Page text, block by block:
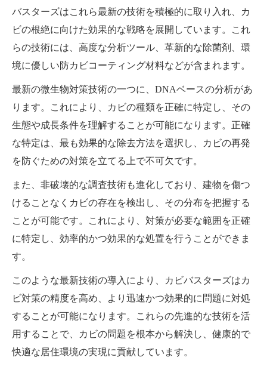
バスターズはこれら最新の技術を積極的に取り入れ、カ
ビの根絶に向けた効果的な戦略を展開しています。これ
らの技術には、高度な分析ツール、革新的な除菌剤、環
境に優しい防カビコーティング材料などが含まれます。
最新の微生物対策技術の一つに、DNAベースの分析があ
ります。これにより、カビの種類を正確に特定し、その
生態や成長条件を理解することが可能になります。正確
な特定は、最も効果的な除去方法を選択し、カビの再発
を防ぐための対策を立てる上で不可欠です。
また、非破壊的な調査技術も進化しており、建物を傷つ
けることなくカビの存在を検出し、その分布を把握する
ことが可能です。これにより、対策が必要な範囲を正確
に特定し、効率的かつ効果的な処置を行うことができま
す。
このような最新技術の導入により、カビバスターズはカ
ビ対策の精度を高め、より迅速かつ効果的に問題に対処
することが可能になります。これらの先進的な技術を活
用することで、カビの問題を根本から解決し、健康的で
快適な居住環境の実現に貢献しています。